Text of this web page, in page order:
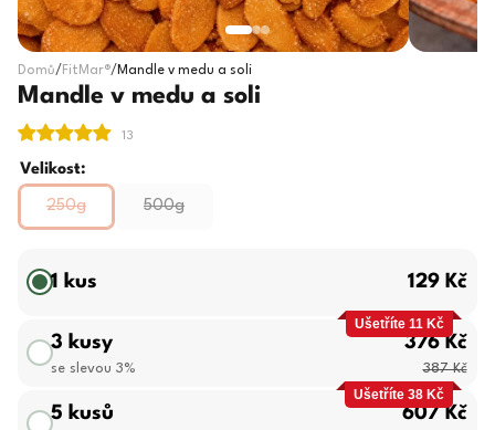
Domů/ FitMar®/ Mandle v medu a soli
Mandle v medu a soli
Velikost:
250g 500g
1 kus 129 Kč
Ušetříte 11 Kč
3 kusy
se slevou 3%
376 Kč
387 Kč
Ušetříte 38 Kč
5 kusů 607 Kč